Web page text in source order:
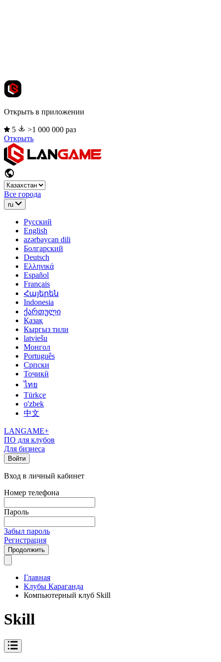
Открыть в приложении
5
>1 000 000 раз
Открыть
Все города
ru
Русский
English
azərbaycan dili
Болгарский
Deutsch
Ελληνικά
Español
Français
Հայերեն
Indonesia
ქართული
Қазақ
Кыргыз тили
latviešu
Монгол
Português
Српски
Тоҷикӣ
ไทย
Türkçe
o'zbek
中文
LANGAME+
ПО для клубов
Для бизнеса
Войти
Вход в личный кабинет
Номер телефона
Пароль
Забыл пароль
Регистрация
Продолжить
Главная
Клубы Караганда
Компьютерный клуб Skill
Skill